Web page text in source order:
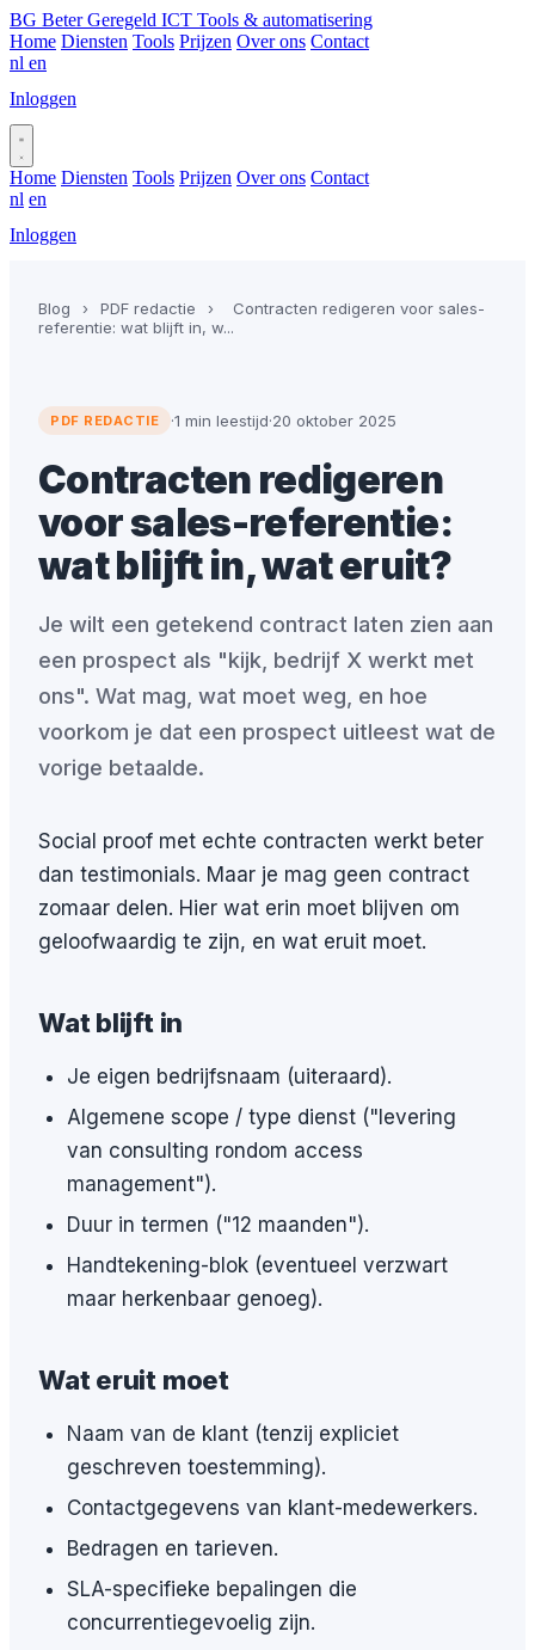
BG Beter Geregeld ICT Tools & automatisering
Home Diensten Tools Prijzen Over ons Contact
nl en
Inloggen
Home Diensten Tools Prijzen Over ons Contact
nl en
Inloggen
Blog › PDF redactie ›
Contracten redigeren voor sales-
referentie: wat blijft in, w...
PDF REDACTIE ·1 min leestijd·20 oktober 2025
Contracten redigeren
voor sales-referentie:
wat blijft in, wat eruit?
Je wilt een getekend contract laten zien aan
een prospect als "kijk, bedrijf X werkt met
ons". Wat mag, wat moet weg, en hoe
voorkom je dat een prospect uitleest wat de
vorige betaalde.
Social proof met echte contracten werkt beter
dan testimonials. Maar je mag geen contract
zomaar delen. Hier wat erin moet blijven om
geloofwaardig te zijn, en wat eruit moet.
Wat blijft in
Je eigen bedrijfsnaam (uiteraard).
Algemene scope / type dienst ("levering
van consulting rondom access
management").
Duur in termen ("12 maanden").
Handtekening-blok (eventueel verzwart
maar herkenbaar genoeg).
Wat eruit moet
Naam van de klant (tenzij expliciet
geschreven toestemming).
Contactgegevens van klant-medewerkers.
Bedragen en tarieven.
SLA-specifieke bepalingen die
concurrentiegevoelig zijn.